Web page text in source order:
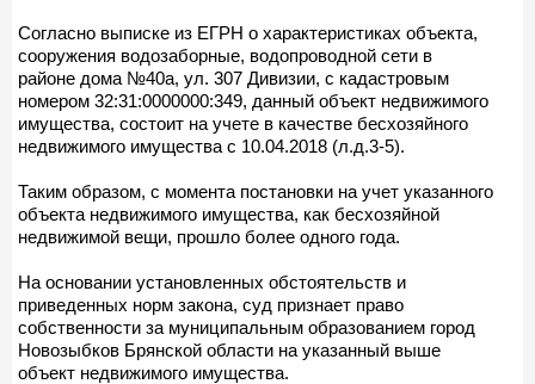
Согласно выписке из ЕГРН о характеристиках объекта,
сооружения водозаборные, водопроводной сети в
районе дома №40а, ул. 307 Дивизии, с кадастровым
номером 32:31:0000000:349, данный объект недвижимого
имущества, состоит на учете в качестве бесхозяйного
недвижимого имущества с 10.04.2018 (л.д.3-5).
Таким образом, с момента постановки на учет указанного
объекта недвижимого имущества, как бесхозяйной
недвижимой вещи, прошло более одного года.
На основании установленных обстоятельств и
приведенных норм закона, суд признает право
собственности за муниципальным образованием город
Новозыбков Брянской области на указанный выше
объект недвижимого имущества.